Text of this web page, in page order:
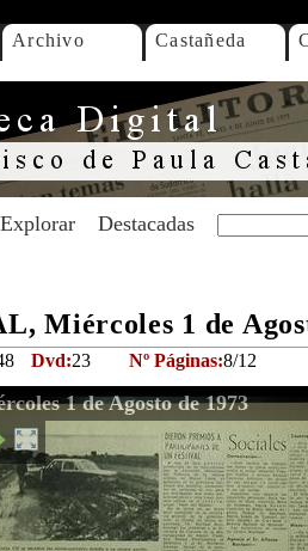
Archivo Castañeda
Explorar Destacadas
Miércoles 1 de
Dvd:23 Nº Páginas:8/12
1 de Agosto de 1973